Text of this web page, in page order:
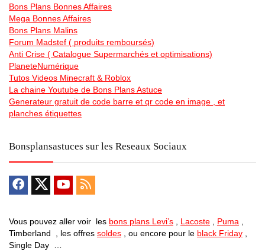
Bons Plans Bonnes Affaires
Mega Bonnes Affaires
Bons Plans Malins
Forum Madstef ( produits remboursés)
Anti Crise ( Catalogue Supermarchés et optimisations)
PlaneteNumérique
Tutos Videos Minecraft & Roblox
La chaine Youtube de Bons Plans Astuce
Generateur gratuit de code barre et qr code en image , et
planches étiquettes
Bonsplansastuces sur les Reseaux Sociaux
Vous pouvez aller voir les bons plans Levi’s , Lacoste , Puma ,
Timberland , les offres soldes , ou encore pour le black Friday ,
Single Day …